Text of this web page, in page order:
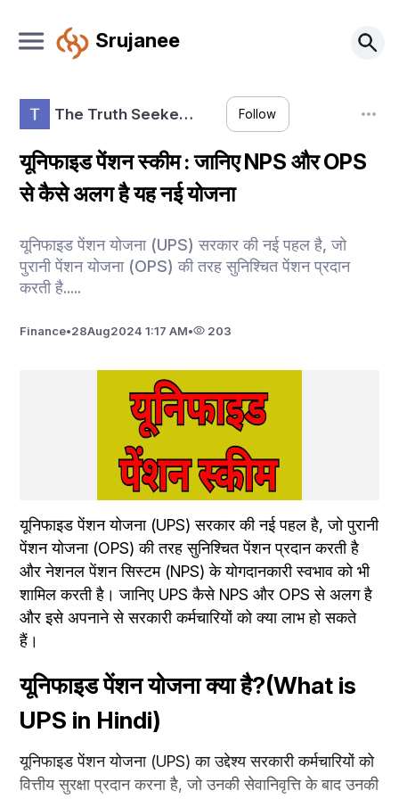
Srujanee
The Truth Seeke… Follow
यूनिफाइड पेंशन स्कीम : जानिए NPS और OPS
से कैसे अलग है यह नई योजना
यूनिफाइड पेंशन योजना (UPS) सरकार की नई पहल है, जो
पुरानी पेंशन योजना (OPS) की तरह सुनिश्चित पेंशन प्रदान
करती है.....
Finance•28Aug2024 1:17 AM• 203
यूनिफाइड पेंशन योजना (UPS) सरकार की नई पहल है, जो पुरानी
पेंशन योजना (OPS) की तरह सुनिश्चित पेंशन प्रदान करती है
और नेशनल पेंशन सिस्टम (NPS) के योगदानकारी स्वभाव को भी
शामिल करती है। जानिए UPS कैसे NPS और OPS से अलग है
और इसे अपनाने से सरकारी कर्मचारियों को क्या लाभ हो सकते
हैं।
यूनिफाइड पेंशन योजना क्या है?(What is
UPS in Hindi)
यूनिफाइड पेंशन योजना (UPS) का उद्देश्य सरकारी कर्मचारियों को
वित्तीय सुरक्षा प्रदान करना है, जो उनकी सेवानिवृत्ति के बाद उनकी